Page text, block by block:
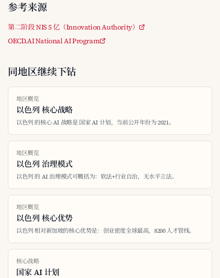
参考来源
第二阶段 NIS 5 亿（Innovation Authority）
OECD.AI National AI Program
同地区继续下钻
地区概览
以色列 核心战略
以色列 的核心 AI 战略是 国家 AI 计划，当前公开年份为 2021。
地区概览
以色列 治理模式
以色列 的 AI 治理模式可概括为：软法+行业自治，无水平立法。
地区概览
以色列 核心优势
以色列 相对新加坡的核心优势是：创业密度全球最高，8200 人才管线。
核心战略
国家 AI 计划